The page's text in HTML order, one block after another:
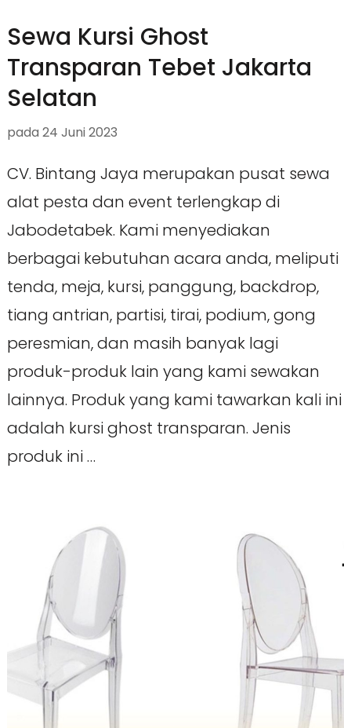
Sewa Kursi Ghost
Transparan Tebet Jakarta
Selatan
pada 24 Juni 2023
CV. Bintang Jaya merupakan pusat sewa
alat pesta dan event terlengkap di
Jabodetabek. Kami menyediakan
berbagai kebutuhan acara anda, meliputi
tenda, meja, kursi, panggung, backdrop,
tiang antrian, partisi, tirai, podium, gong
peresmian, dan masih banyak lagi
produk-produk lain yang kami sewakan
lainnya. Produk yang kami tawarkan kali ini
adalah kursi ghost transparan. Jenis
produk ini …